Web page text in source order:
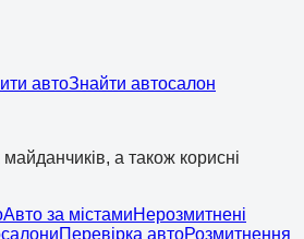
автоЗнайти автосалон
а також корисні
Авто за містамиНерозмитнені
Перевірка автоРозмитнення